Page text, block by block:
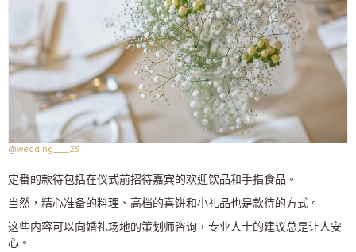
@wedding____25
定番的款待包括在仪式前招待嘉宾的欢迎饮品和手指食品。
当然，精心准备的料理、高档的喜饼和小礼品也是款待的方式。
这些内容可以向婚礼场地的策划师咨询，专业人士的建议总是让人安
心。